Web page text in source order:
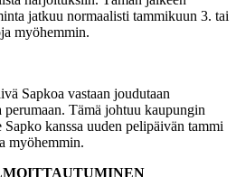
jatkuu normaalisti tammikuun 3. tai
myöhemmin.
Sapkoa vastaan joudutaan
Tämä johtuu kaupungin
kanssa uuden pelipäivän tammi
myöhemmin.